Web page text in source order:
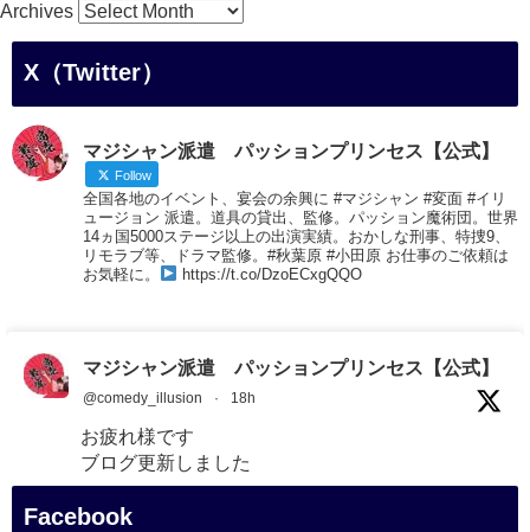
Archives
X（Twitter）
マジシャン派遣 パッションプリンセス【公式】
Follow
全国各地のイベント、宴会の余興に #マジシャン #変面 #イリ
ュージョン 派遣。道具の貸出、監修。パッション魔術団。世界
14ヵ国5000ステージ以上の出演実績。おかしな刑事、特捜9、
リモラブ等、ドラマ監修。#秋葉原 #小田原 お仕事のご依頼は
お気軽に。
https://t.co/DzoECxgQQO
マジシャン派遣 パッションプリンセス【公式】
@comedy_illusion · 18h
お疲れ様です
ブログ更新しました
「マジシャン和歌山旅 白浜町・円月島」
Facebook